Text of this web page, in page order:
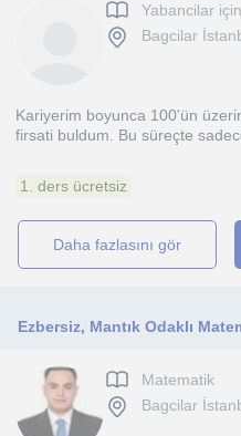
Yabancilar
Bagcilar
Kariyerim boyunca 100'ün
firsati buldum. Bu süreçte
1. ders ücretsiz
daha fazlasını gör
Matematik
Bagcilar